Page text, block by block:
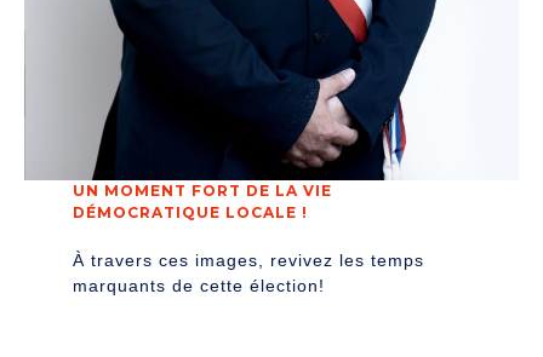
UN MOMENT FORT DE LA VIE
DÉMOCRATIQUE LOCALE !
À travers ces images, revivez les temps
marquants de cette élection!